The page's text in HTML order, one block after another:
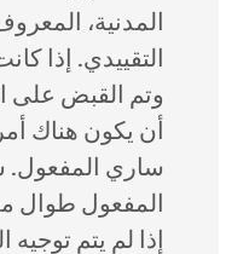
المدنية، المعروف
التقييدي. إذا
وتم القبض على
أن يكون هناك أمر
ساري المفعول.
المفعول طوال مدة
إذا لم يتم توجيه